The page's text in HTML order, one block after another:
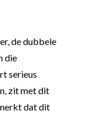
de dubbele
die
serieus
zit met dit
dat dit